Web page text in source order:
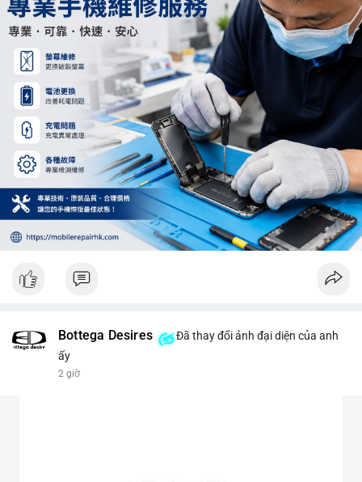
hoảng loạn. Theo dõi sát dòng tiền đổ vào sàn giao dịch tập
trung trong 24 giờ tới.
#12dot29btc #vilanh #tichluydaihan #phienau #btcmempool
Bottega Desires
Đã thay đổi ảnh đại diện của anh
ấy
2 giờ